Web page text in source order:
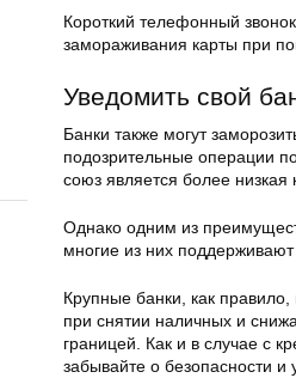
Короткий телефонный
замораживания карты при
Уведомить свой
Банки также могут
подозрительные операции
союз является более
Однако одним из
многие из них
Крупные банки, как правило,
при снятии наличных и
границей. Как и в случае с
забывайте о безопасности и